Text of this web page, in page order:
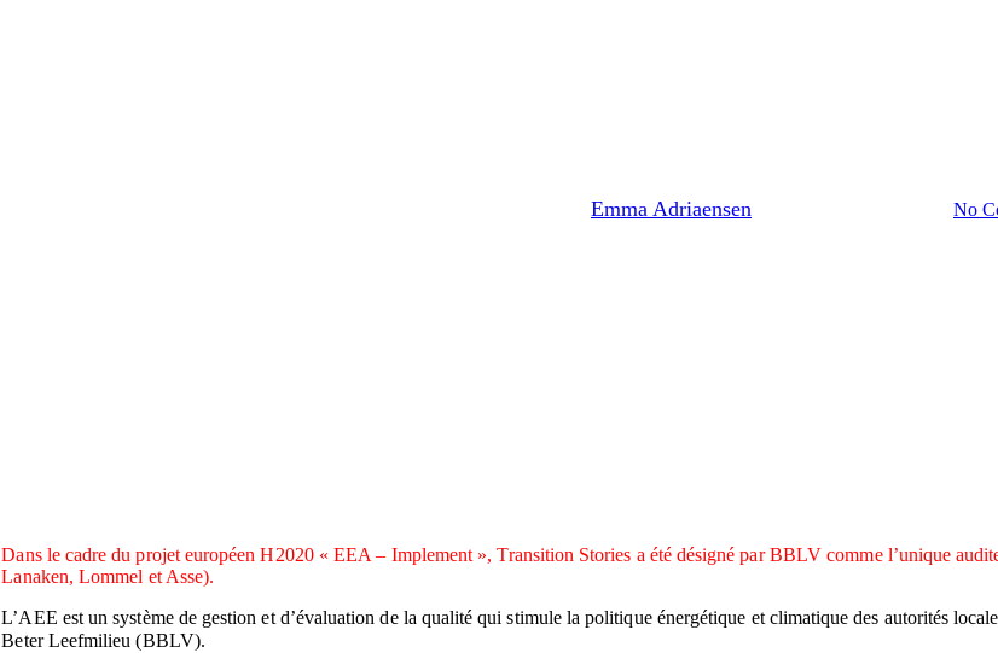
Emma Adriaensen No
Dans le cadre du projet européen H2020 « EEA – Implement », Transition Stories a été désigné par BBLV comme l’unique
Lanaken, Lommel et Asse).
L’AEE est un système de gestion et d’évaluation de la qualité qui stimule la politique énergétique et climatique des autorités
Beter Leefmilieu (BBLV).